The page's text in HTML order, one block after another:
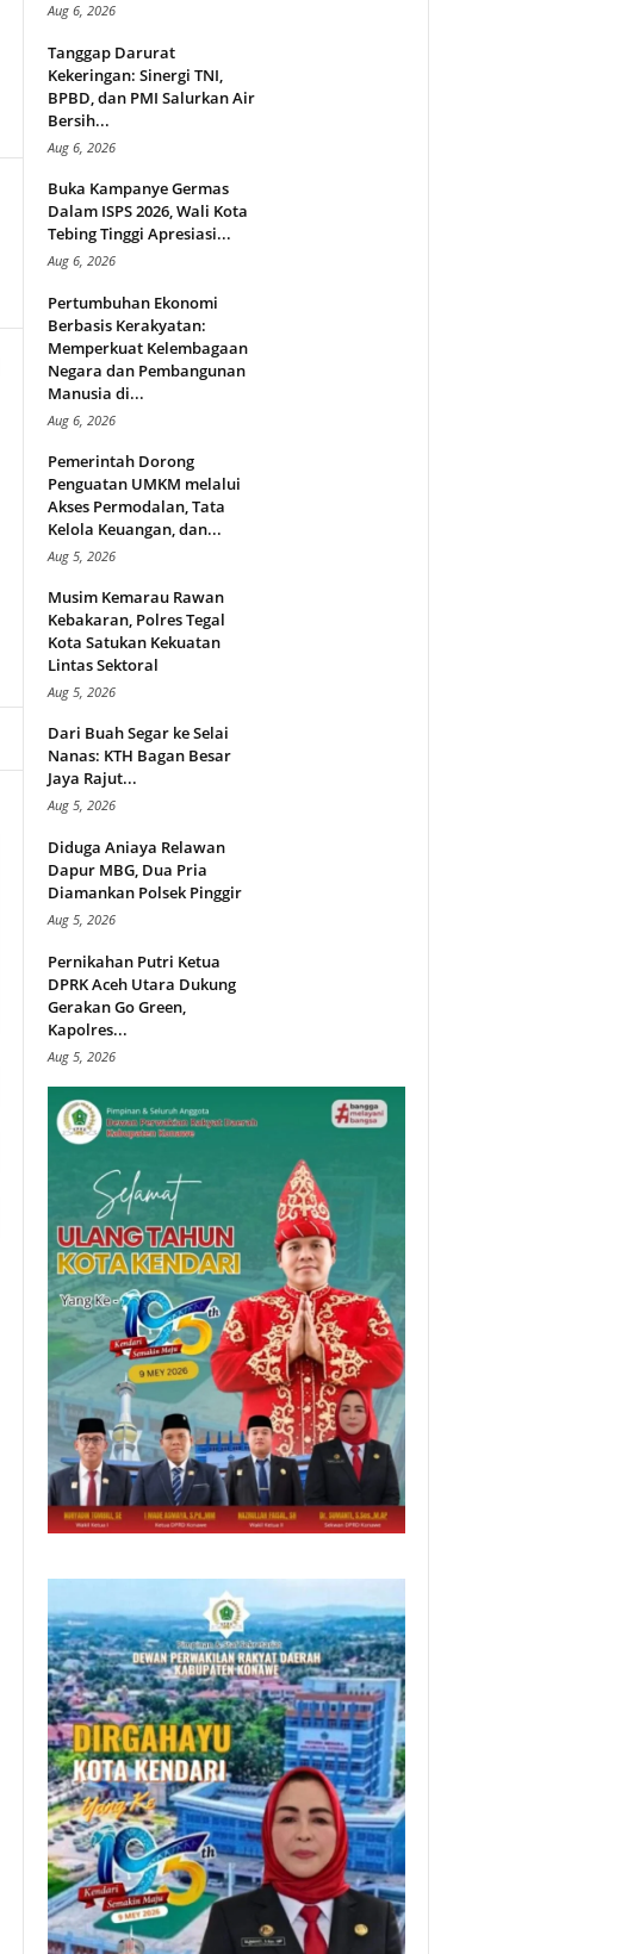
Aug 6, 2026
Tanggap Darurat
Kekeringan: Sinergi TNI,
BPBD, dan PMI Salurkan Air
Bersih...
Aug 6, 2026
Buka Kampanye Germas
Dalam ISPS 2026, Wali Kota
Tebing Tinggi Apresiasi...
Aug 6, 2026
Pertumbuhan Ekonomi
Berbasis Kerakyatan:
Memperkuat Kelembagaan
Negara dan Pembangunan
Manusia di...
Aug 6, 2026
Pemerintah Dorong
Penguatan UMKM melalui
Akses Permodalan, Tata
Kelola Keuangan, dan...
Aug 5, 2026
Musim Kemarau Rawan
Kebakaran, Polres Tegal
Kota Satukan Kekuatan
Lintas Sektoral
Aug 5, 2026
Dari Buah Segar ke Selai
Nanas: KTH Bagan Besar
Jaya Rajut...
Aug 5, 2026
Diduga Aniaya Relawan
Dapur MBG, Dua Pria
Diamankan Polsek Pinggir
Aug 5, 2026
Pernikahan Putri Ketua
DPRK Aceh Utara Dukung
Gerakan Go Green,
Kapolres...
Aug 5, 2026